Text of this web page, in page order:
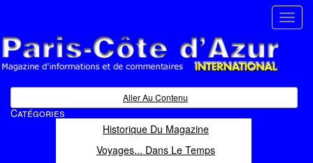
Magazine d'informations et de commentaires
Aller Au Contenu
Catégories
Historique Du Magazine
Voyages... Dans Le Temps